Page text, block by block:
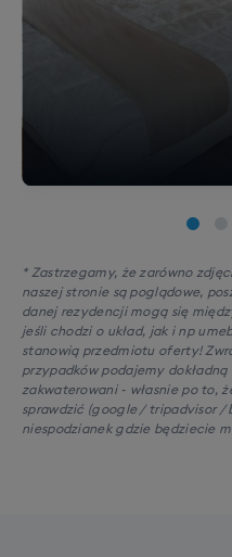
* Zastrzegamy, że zarówno
naszej stronie są poglądowe,
danej rezydencji mogą się
jeśli chodzi o układ, jak i np
stanowią przedmiotu oferty!
przypadków podajemy
zakwaterowani - własnie po to,
sprawdzić (google / tripadvisor /
niespodzianek gdzie będziecie